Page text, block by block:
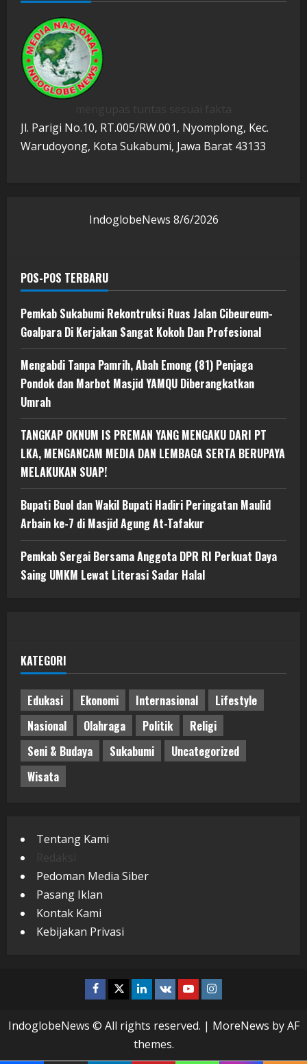
Jl. Parigi No.10, RT.005/RW.001, Nyomplong, Kec.
Warudoyong, Kota Sukabumi, Jawa Barat 43133
IndoglobeNews 8/6/2026
POS-POS TERBARU
Pemkab Sukabumi Rekontruksi Ruas Jalan Cibeureum-
Goalpara Di Kerjakan Sangat Kokoh Dan Profesional
Mengabdi Tanpa Pamrih, Abah Emong (81) Penjaga
Pondok dan Marbot Masjid YAMQU Diberangkatkan
Umrah
TANGKAP OKNUM IS PREMAN YANG MENGAKU DARI PT
LKA, MENGANCAM MEDIA DAN LEMBAGA SERTA BERUPAYA
MELAKUKAN SUAP!
Bupati Buol dan Wakil Bupati Hadiri Peringatan Maulid
Arbain ke-7 di Masjid Agung At-Tafakur
Pemkab Sergai Bersama Anggota DPR RI Perkuat Daya
Saing UMKM Lewat Literasi Sadar Halal
KATEGORI
Edukasi Ekonomi Internasional
Lifestyle
Nasional
Olahraga Politik
Religi
Seni & Budaya
Sukabumi
Uncategorized
Wisata
Tentang Kami
Pedoman Media Siber
Pasang Iklan
Kontak Kami
Kebijakan Privasi
Facebook
TwitterLinkedin
VK YoutubeInstagram
IndoglobeNews © All rights reserved. | MoreNews by AF
themes.